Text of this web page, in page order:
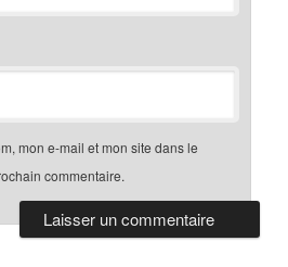
mon e-mail et mon site dans le
commentaire.